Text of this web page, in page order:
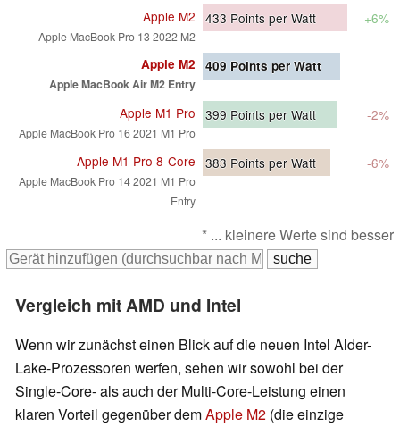
Apple M2
Apple MacBook Pro 13 2022 M2
433 Points per Watt +6%
Apple M2
Apple MacBook Air M2 Entry
409 Points per Watt
Apple M1 Pro
Apple MacBook Pro 16 2021 M1 Pro
399 Points per Watt -2%
Apple M1 Pro 8-Core
Apple MacBook Pro 14 2021 M1 Pro
Entry
383 Points per Watt -6%
* ... kleinere Werte sind besser
Vergleich mit AMD und Intel
Wenn wir zunächst einen Blick auf die neuen Intel Alder-
Lake-Prozessoren werfen, sehen wir sowohl bei der
Single-Core- als auch der Multi-Core-Leistung einen
klaren Vorteil gegenüber demApple M2 (die einzige